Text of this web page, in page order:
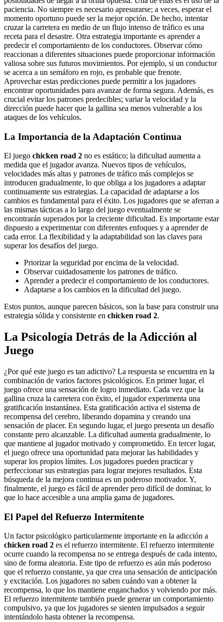
paciencia. No siempre es necesario apresurarse; a veces, esperar el
momento oportuno puede ser la mejor opción. De hecho, intentar
cruzar la carretera en medio de un flujo intenso de tráfico es una
receta para el desastre. Otra estrategia importante es aprender a
predecir el comportamiento de los conductores. Observar cómo
reaccionan a diferentes situaciones puede proporcionar información
valiosa sobre sus futuros movimientos. Por ejemplo, si un conductor
se acerca a un semáforo en rojo, es probable que frenote.
Aprovechar estas predicciones puede permitir a los jugadores
encontrar oportunidades para avanzar de forma segura. Además, es
crucial evitar los patrones predecibles; variar la velocidad y la
dirección puede hacer que la gallina sea menos vulnerable a los
ataques de los vehículos.
La Importancia de la Adaptación Continua
El juego chicken road 2 no es estático; la dificultad aumenta a
medida que el jugador avanza. Nuevos tipos de vehículos,
velocidades más altas y patrones de tráfico más complejos se
introducen gradualmente, lo que obliga a los jugadores a adaptar
continuamente sus estrategias. La capacidad de adaptarse a los
cambios es fundamental para el éxito. Los jugadores que se aferran a
las mismas tácticas a lo largo del juego eventualmente se
encontrarán superados por la creciente dificultad. Es importante estar
dispuesto a experimentar con diferentes enfoques y a aprender de
cada error. La flexibilidad y la adaptabilidad son las claves para
superar los desafíos del juego.
Priorizar la seguridad por encima de la velocidad.
Observar cuidadosamente los patrones de tráfico.
Aprender a predecir el comportamiento de los conductores.
Adaptarse a los cambios en la dificultad del juego.
Estos puntos, aunque parecen básicos, son la base para construir una
estrategia sólida y consistente en chicken road 2.
La Psicología Detrás de la Adicción al
Juego
¿Por qué este juego es tan adictivo? La respuesta se encuentra en la
combinación de varios factores psicológicos. En primer lugar, el
juego ofrece una sensación de logro inmediato. Cada vez que la
gallina cruza la carretera con éxito, el jugador experimenta una
gratificación instantánea. Esta gratificación activa el sistema de
recompensa del cerebro, liberando dopamina y creando una
sensación de placer. En segundo lugar, el juego presenta un desafío
constante pero alcanzable. La dificultad aumenta gradualmente, lo
que mantiene al jugador motivado y comprometido. En tercer lugar,
el juego ofrece una oportunidad para mejorar las habilidades y
superar los propios límites. Los jugadores pueden practicar y
perfeccionar sus estrategias para lograr mejores resultados. Esta
búsqueda de la mejora continua es un poderoso motivador. Y,
finalmente, el juego es fácil de aprender pero difícil de dominar, lo
que lo hace accesible a una amplia gama de jugadores.
El Papel del Refuerzo Intermitente
Un factor psicológico particularmente importante en la adicción a
chicken road 2 es el refuerzo intermitente. El refuerzo intermitente
ocurre cuando la recompensa no se entrega después de cada intento,
sino de forma aleatoria. Este tipo de refuerzo es aún más poderoso
que el refuerzo constante, ya que crea una sensación de anticipación
y excitación. Los jugadores no saben cuándo van a obtener la
recompensa, lo que los mantiene enganchados y volviendo por más.
El refuerzo intermitente también puede generar un comportamiento
compulsivo, ya que los jugadores se sienten impulsados a seguir
intentándolo hasta obtener la recompensa.